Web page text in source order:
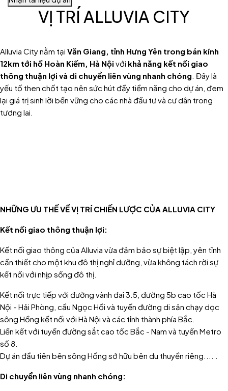
VỊ TRÍ ALLUVIA CITY
Alluvia City nằm tại Văn Giang, tỉnh Hưng Yên trong bán kính
12km tới hồ Hoàn Kiếm, Hà Nội với khả năng kết nối giao
thông thuận lợi và di chuyển liên vùng nhanh chóng. Đây là
yếu tố then chốt tạo nên sức hút đầy tiềm năng cho dự án, đem
lại giá trị sinh lời bền vững cho các nhà đầu tư và cư dân trong
tương lai.
NHỮNG ƯU THẾ VỀ VỊ TRÍ CHIẾN LƯỢC CỦA ALLUVIA CITY
Kết nối giao thông thuận lợi:
Kết nối giao thông của Alluvia vừa đảm bảo sự biệt lập, yên tĩnh
cần thiết cho một khu đô thị nghỉ dưỡng, vừa không tách rời sự
kết nối với nhịp sống đô thị.
Kết nối trực tiếp với đường vành đai 3.5, đường 5b cao tốc Hà
Nội - Hải Phòng, cầu Ngọc Hồi và tuyến đường di sản chạy dọc
sông Hồng kết nối với Hà Nội và các tỉnh thành phía Bắc.
Liền kết với tuyến đường sắt cao tốc Bắc - Nam và tuyến Metro
số 8.
Dự án đầu tiên bên sông Hồng sở hữu bên du thuyền riêng. ... .
Di chuyển liên vùng nhanh chóng: